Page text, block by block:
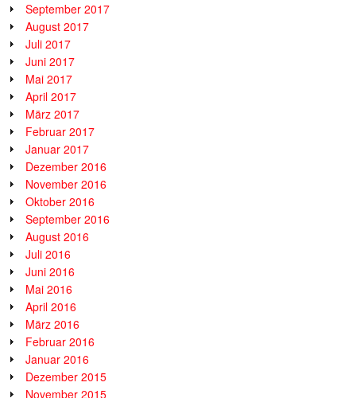
September 2017
August 2017
Juli 2017
Juni 2017
Mai 2017
April 2017
März 2017
Februar 2017
Januar 2017
Dezember 2016
November 2016
Oktober 2016
September 2016
August 2016
Juli 2016
Juni 2016
Mai 2016
April 2016
März 2016
Februar 2016
Januar 2016
Dezember 2015
November 2015